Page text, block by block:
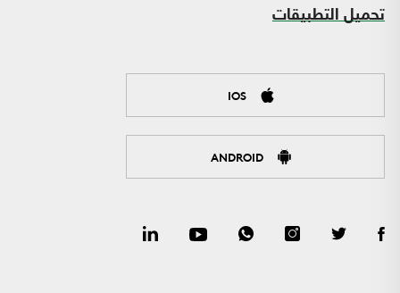
تحميل التطبيقات
IOS
ANDROID